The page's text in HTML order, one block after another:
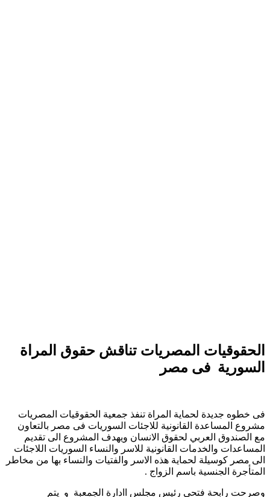
المصريات تناقش حقوق المراة
فى مصر
خطوه جديدة لحماية المراة تنفذ جمعية الحقوقيات المصريات
المساعدة القانونية للاجئات السوريات فى مصر بالتعاون
الصندوق العربي لحقوق الانسان ويهدف المشروع الى تقديم
والخدمات القانونية للاسر والنساء السوريات اللاجئات
مصر كوسيلة لحماية هذه الاسر والفتيات والنساء بها من مخاطر
الجنسية باسم الزواج .
رابحة فتحى رئيس مجلس اادارة الجمعبة و يتم